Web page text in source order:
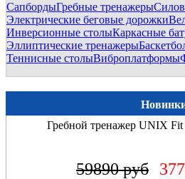
СапбордыГребные тренажеры
Электрические беговые дорожки
Инверсионные столыКаркасные
Эллиптические тренажеры
Теннисные столыВиброплатформы
Гребной тренажер UNIX
84890 руб